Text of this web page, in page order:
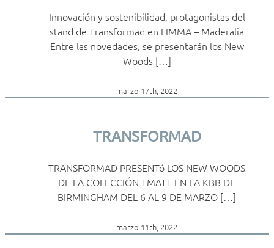
Innovación y sostenibilidad, protagonistas del
stand de Transformad en FIMMA – Maderalia
Entre las novedades, se presentarán los New
Woods […]
marzo 17th, 2022
TRANSFORMAD
TRANSFORMAD PRESENTó LOS NEW WOODS
DE LA COLECCIÓN TMATT EN LA KBB DE
BIRMINGHAM DEL 6 AL 9 DE MARZO […]
marzo 11th, 2022